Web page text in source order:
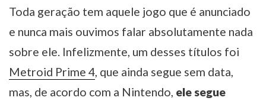
Toda geração tem aquele jogo que é anunciado
e nunca mais ouvimos falar absolutamente nada
sobre ele. Infelizmente, um desses títulos foi
Metroid Prime 4 , que ainda segue sem data,
mas, de acordo com a Nintendo, ele segue